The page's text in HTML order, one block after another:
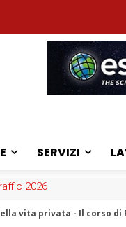
SERVIZI
2026ortofoto ad alta
vita privata - Il corso di